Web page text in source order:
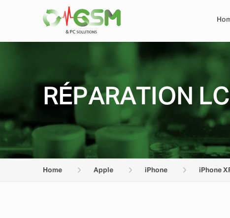
RÉPARATION
Home Apple iPhone iPhone